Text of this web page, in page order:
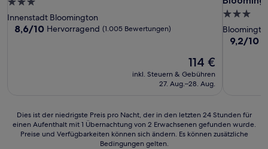
Sterne-
Unterkunft
Innenstadt Bloomington
8.6
8,6/10 Hervorragend (1.005 Bewertungen)
Der
Preis
beträgt
114 €
inkl. Steuern & Gebühren
27. Aug.–28. Aug.
3.0-
Sterne-
9.2
9,2/10
Dies
ist
Dies ist der niedrigste Preis pro Nacht, der in den letzten 24 Stunden für
einen Aufenthalt mit 1 Übernachtung von 2 Erwachsenen gefunden wurde.
Preise und Verfügbarkeiten können sich ändern. Es können zusätzliche
Bedingungen gelten.